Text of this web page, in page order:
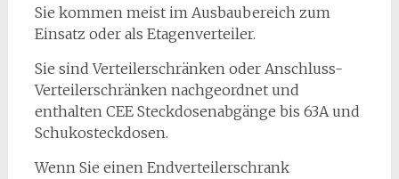
Sie kommen meist im Ausbaubereich zum
Einsatz oder als Etagenverteiler.
Sie sind Verteilerschränken oder Anschluss-
Verteilerschränken nachgeordnet und
enthalten CEE Steckdosenabgänge bis 63A und
Schukosteckdosen.
Wenn Sie einen Endverteilerschrank